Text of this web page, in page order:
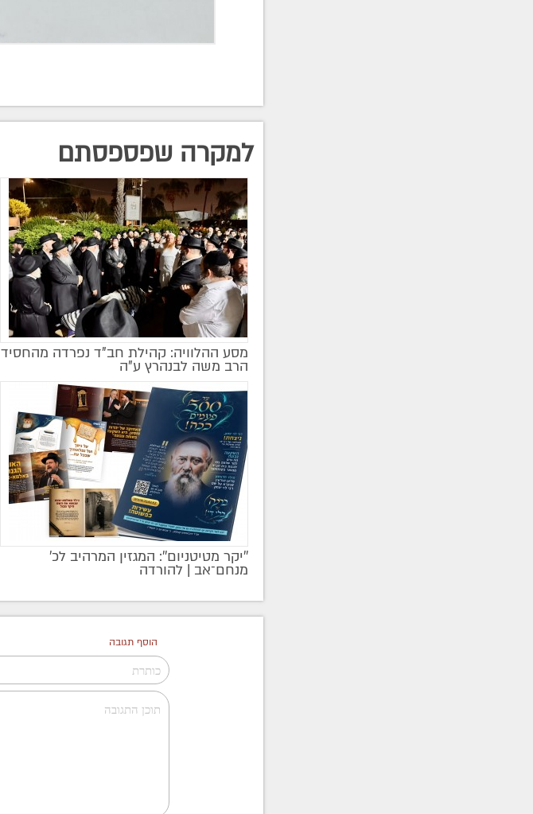
למקרה שפספסתם
מסע ההלוויה: קהילת חב"ד נפרדה מהחסיד
הרב משה לבנהרץ ע"ה
מקודם
''יקר מטיטניום'': המגזין המרהיב לכ’
מנחם־אב | להורדה
הוסף תגובה